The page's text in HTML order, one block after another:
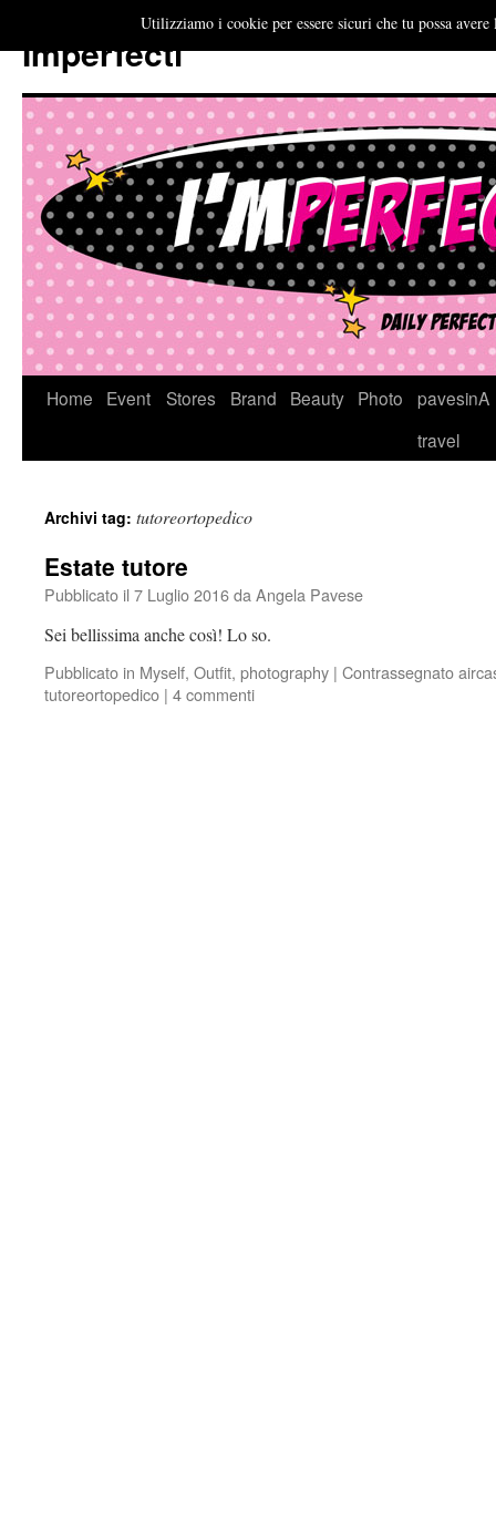
Imperfecti
VaiHome Event Stores Brand Beauty Photo
pavesinA
travel
Archivi tag: tutoreortopedico
Estate tutore
Pubblicato il 7 Luglio 2016da Angela Pavese
Sei bellissima anche così! Lo so.
Pubblicato in Myself, Outfit, photography | Contrassegnato
tutoreortopedico | 4 commenti
Utilizziamo i cookie per essere sicuri che tu possa